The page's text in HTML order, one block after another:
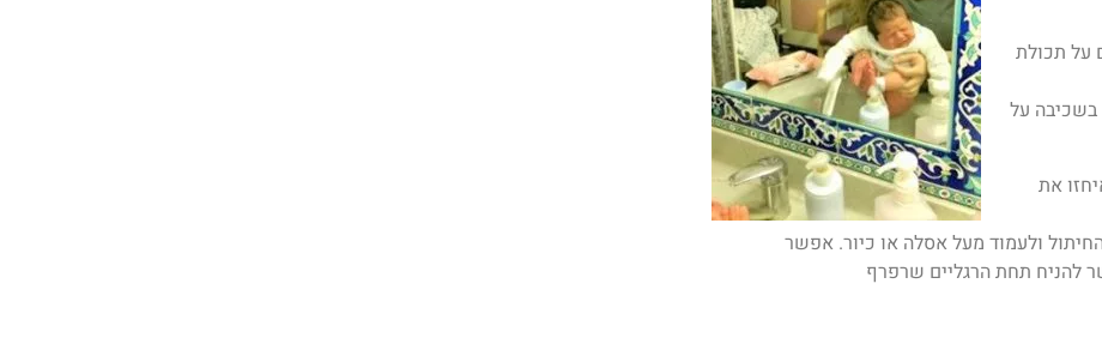
על תכולת
בשכיבה על
את
ולעמוד מעל אסלה או כיור. אפשר
להניח תחת הרגליים שרפרף